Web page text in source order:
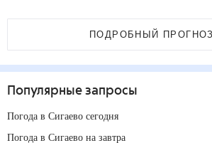
ПОДРОБНЫЙ ПРОГНОЗ
Популярные запросы
Погода в Сигаево сегодня
Погода в Сигаево на завтра